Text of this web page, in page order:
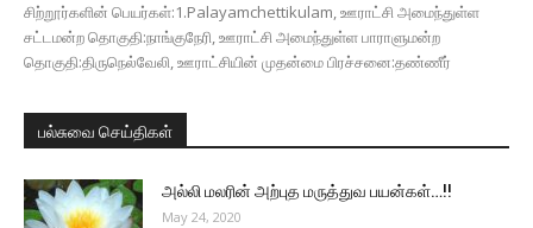
சிற்றூர்களின் பெயர்கள்:1.Palayamchettikulam, ஊராட்சி அமைந்துள்ள
சட்டமன்ற தொகுதி:நாங்குநேரி, ஊராட்சி அமைந்துள்ள பாராளுமன்ற
தொகுதி:திருநெல்வேலி, ஊராட்சியின் முதன்மை பிரச்சனை:தண்ணீர்
பல்சுவை செய்திகள்
அல்லி மலரின் அற்புத மருத்துவ பயன்கள்…!!
May 24, 2020